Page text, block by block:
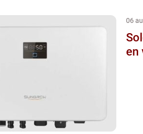
06
en